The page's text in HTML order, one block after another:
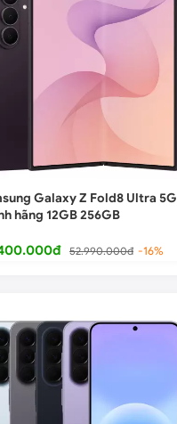
Galaxy Z Fold8 Ultra 5G
hãng 12GB 256GB
52.990.000đ -16%